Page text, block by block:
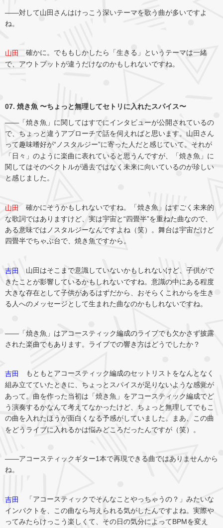
――対して山田さんはけっこう深いテーマを歌う曲が多いですよ
ね。
山田
確かに。でももしかしたら「生きる」というテーマは一緒
で、アウトプットが違うだけなのかもしれないですね。
07. 焼き魚 〜ちょっと無理してセトリに入れたスパイス〜
――「焼き魚」に関してはすでにインタビューが公開されているの
で、ちょっと違うアプローチで話を伺えればと思います。山田さん
って趣味嗜好が“ノスタルジー”に寄った人だと感じていて。それが
「日々」のように楽曲に表れていると思うんですが、「焼き魚」に
関してはそのベクトルが過去ではなく未来に向いているのが珍しい
と感じました。
山田
確かにそうかもしれないですね。「焼き魚」はすごく未来的
な歌詞ではありますけど、実は宇宙と“四畳半”を重ねた曲なので、
ある意味ではノスタルジーなんですよね（笑）。舞台は宇宙だけど
四畳半でちゃぶ台で、焼き魚ですから。
吉田
山田はそこまで意識していないかもしれないけど、子供がで
きたことが影響しているかもしれないですね。意識の中にある程度
大きな存在として子供があるはずだから、おそらくこれからを生き
る人へのメッセージとして生まれた曲なのかもしれないですね。
――「焼き魚」はアコースティック編成のライブでも欠かさず披露
された楽曲でもあります。ライブでの響き方はどうでしたか？
吉田
もともとアコースティック編成のセットリストをなんとなく
組み立てていたときに、ちょっとスパイスが足りないような感覚が
あって。曲を作った当初は「焼き魚」をアコースティック編成でど
う演奏するかなんて考えてなかったけど、ちょっと無理してでもこ
の曲を入れたほうが面白くなる予感がしていました。まあ、この曲
をどうライブに入れるかは悩みどころだったんですが（笑）。
――アコースティックギター1本で再現できる曲ではありませんから
ね。
吉田
「アコースティックでそんなことやっちゃうの？」みたいな
インパクトを、この曲なら与えられる気がしたんですよね。実際や
ってみたらけっこう楽しくて、その日の気分によってBPMを変え